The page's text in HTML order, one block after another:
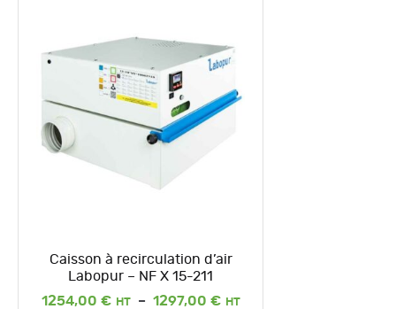
Caisson à recirculation d’air
Labopur – NF X 15-211
1254,00 € – 1297,00 €
Plage